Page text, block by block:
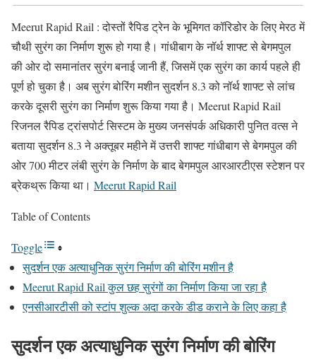
Meerut Rapid Rail : दोस्तों रैपिड ट्रेन के भूमिगत कॉरिडोर के लिए मेरठ में
चौथी सुरंग का निर्माण शुरू हो गया है। गांधीबाग के नॉर्थ शाफ्ट से बेगमपुल
की ओर दो समानांतर सुरंग बनाई जानी हैं, जिसमें एक सुरंग का कार्य पहले ही
पूर्ण हो चुका है। अब सुरंग बोरिंग मशीन सुदर्शन 8.3 को नॉर्थ शाफ्ट से लांच
करके दूसरी सुरंग का निर्माण शुरू किया गया है। Meerut Rapid Rail
रिजनल रैपिड ट्रांसपोर्ट सिस्टम के मुख्य जनसंपर्क अधिकारी पुनित वत्स ने
बताया सुदर्शन 8.3 ने अक्तूबर महीने में उत्तरी शाफ्ट गांधीबाग से बेगमपुल की
ओर 700 मीटर लंबी सुरंग के निर्माण के बाद बेगमपुल आरआरटीएस स्टेशन पर
ब्रेकथ्रू किया था। Meerut Rapid Rail
Table of Contents
Toggle
सुदर्शन एक अत्याधुनिक सुरंग निर्माण की बोरिंग मशीन है
Meerut Rapid Rail कुल छह सुरंगों का निर्माण किया जा रहा है
एनसीआरटीसी को स्टांप शुल्क अदा करके डीड कराने के लिए कहा है
सुदर्शन एक अत्याधुनिक सुरंग निर्माण की बोरिंग